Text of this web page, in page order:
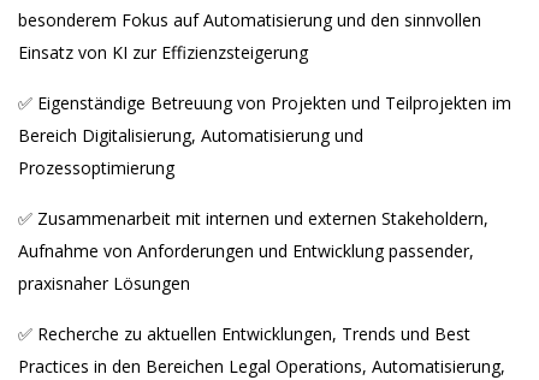
besonderem Fokus auf Automatisierung und den sinnvollen
Einsatz von KI zur Effizienzsteigerung
✅ Eigenständige Betreuung von Projekten und Teilprojekten im
Bereich Digitalisierung, Automatisierung und
Prozessoptimierung
✅ Zusammenarbeit mit internen und externen Stakeholdern,
Aufnahme von Anforderungen und Entwicklung passender,
praxisnaher Lösungen
✅ Recherche zu aktuellen Entwicklungen, Trends und Best
Practices in den Bereichen Legal Operations, Automatisierung,